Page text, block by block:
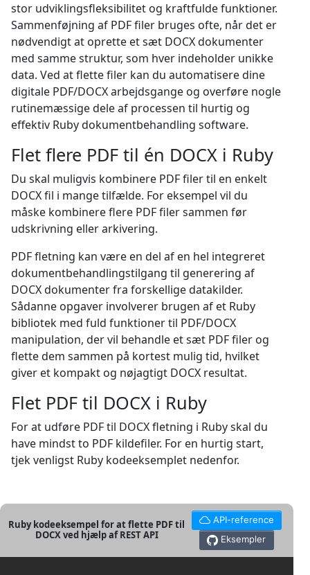
stor udviklingsfleksibilitet og kraftfulde funktioner.
Sammenføjning af PDF filer bruges ofte, når det er
nødvendigt at oprette et sæt DOCX dokumenter
med samme struktur, som hver indeholder unikke
data. Ved at flette filer kan du automatisere dine
digitale PDF/DOCX arbejdsgange og overføre nogle
rutinemæssige dele af processen til hurtig og
effektiv Ruby dokumentbehandling software.
Flet flere PDF til én DOCX i Ruby
Du skal muligvis kombinere PDF filer til en enkelt
DOCX fil i mange tilfælde. For eksempel vil du
måske kombinere flere PDF filer sammen før
udskrivning eller arkivering.
PDF fletning kan være en del af en hel integreret
dokumentbehandlingstilgang til generering af
DOCX dokumenter fra forskellige datakilder.
Sådanne opgaver involverer brugen af et Ruby
bibliotek med fuld funktioner til PDF/DOCX
manipulation, der vil behandle et sæt PDF filer og
flette dem sammen på kortest mulig tid, hvilket
giver et kompakt og nøjagtigt DOCX resultat.
Flet PDF til DOCX i Ruby
For at udføre PDF til DOCX fletning i Ruby skal du
have mindst to PDF kildefiler. For en hurtig start,
tjek venligst Ruby kodeeksemplet nedenfor.
Ruby kodeeksempel for at flette PDF til
DOCX ved hjælp af REST API
API-reference
Eksempler